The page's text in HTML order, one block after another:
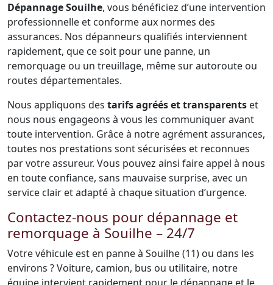
Dépannage Souilhe, vous bénéficiez d’une intervention
professionnelle et conforme aux normes des
assurances. Nos dépanneurs qualifiés interviennent
rapidement, que ce soit pour une panne, un
remorquage ou un treuillage, même sur autoroute ou
routes départementales.
Nous appliquons des tarifs agréés et transparents et
nous nous engageons à vous les communiquer avant
toute intervention. Grâce à notre agrément assurances,
toutes nos prestations sont sécurisées et reconnues
par votre assureur. Vous pouvez ainsi faire appel à nous
en toute confiance, sans mauvaise surprise, avec un
service clair et adapté à chaque situation d’urgence.
Contactez-nous pour dépannage et
remorquage à Souilhe – 24/7
Votre véhicule est en panne à Souilhe (11) ou dans les
environs ? Voiture, camion, bus ou utilitaire, notre